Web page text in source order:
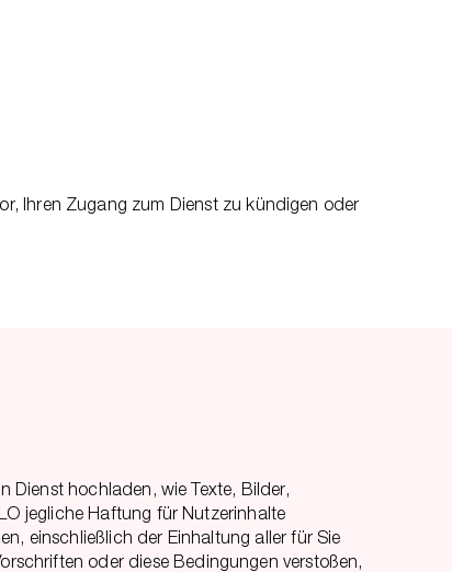
Ihren Zugang zum Dienst zu kündigen oder
Dienst hochladen, wie Texte, Bilder,
jegliche Haftung für Nutzerinhalte
einschließlich der Einhaltung aller für Sie
oder diese Bedingungen verstoßen,